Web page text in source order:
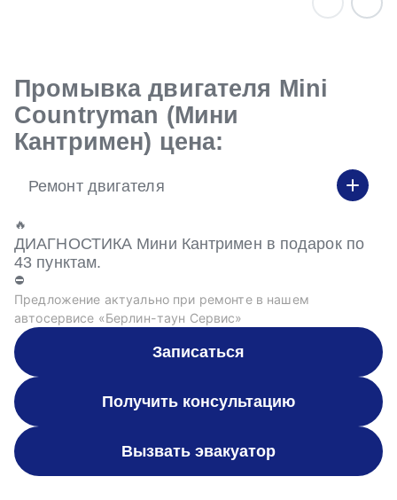
Промывка двигателя Mini
Countryman (Мини
Кантримен) цена:
Ремонт двигателя
🔥
ДИАГНОСТИКА Мини Кантримен в подарок по
43 пунктам.
⛔
Предложение актуально при ремонте в нашем
автосервисе «Берлин-таун Сервис»
Записаться
Получить консультацию
Вызвать эвакуатор